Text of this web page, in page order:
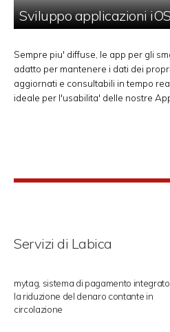
Sviluppo applicazioni
Sempre piu' diffuse, le app per gli
adatto per mantenere i dati dei
aggiornati e consultabili in tempo
ideale per l'usabilita' delle nostre
Servizi di Labica
mytag, sistema di pagamento
la riduzione del denaro contante in
circolazione